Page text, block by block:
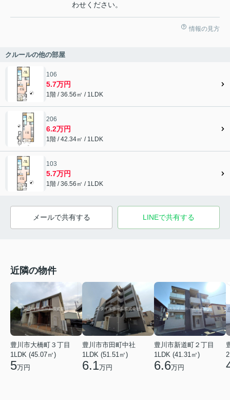
わせください。
情報の見方
クルールの他の部屋
106
5.7万円
1階 / 36.56㎡ / 1LDK
206
6.2万円
1階 / 42.34㎡ / 1LDK
103
5.7万円
1階 / 36.56㎡ / 1LDK
メールで共有する LINEで共有する
近隣の物件
豊川市大橋町３丁目
1LDK (45.07㎡)
5万円
豊川市市田町中社
1LDK (51.51㎡)
6.1万円
豊川市新道町２丁目
1LDK (41.31㎡)
6.6万円